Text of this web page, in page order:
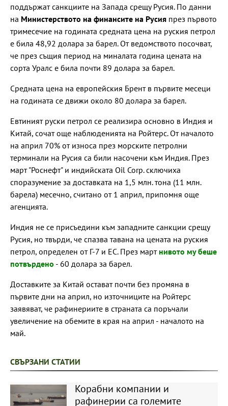
поддържат санкциите на Запада срещу Русия. По данни
на Министерството на финансите на Русия през първото
тримесечие на годината средната цена на руския петрол
е била 48,92 долара за барел. От ведомството посочват,
че през същия период на миналата година цената на
сорта Уралс е била почти 89 долара за барел.
Средната цена на европейския Брент в първите месеци
на годината се движи около 80 долара за барел.
Евтиният руски петрол се реализира основно в Индия и
Китай, сочат още наблюденията на Ройтерс. От началото
на април 70% от износа през морските петролни
терминали на Русия са били насочени към Индия. През
март "Роснефт" и индийската Oil Corp. сключиха
споразумение за доставката на 1,5 млн. тона (11 млн.
барела) месечно, считано от 1 април, припомня още
агенцията.
Индия не се присъедини към западните санкции срещу
Русия, но твърди, че спазва тавана на цената на руския
петрол, определен от Г-7 и ЕС. През мартнивото му беше
потвърдено - 60 долара за барел.
Доставките за Китай остават почти без промяна в
първите дни на април, но източниците на Ройтерс
заявяват, че рафинериите в страната са поръчали
увеличение на обемите в края на април - началото на
май.
СВЪРЗАНИ СТАТИИ
Корабни компании и
рафинерии са големите